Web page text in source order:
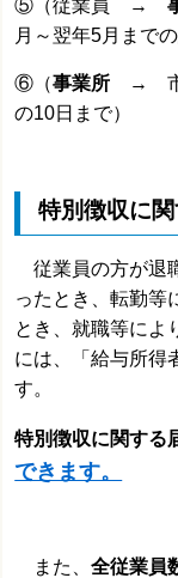
⑤（従業員 →
月～翌年5月まで
⑥（事業所 → 市
の10日まで）
特別徴収に
従業員の方が退
ったとき、転勤等
とき、就職等によ
には、「給与所得
す。
特別徴収に関する
できます。
また、全従業員